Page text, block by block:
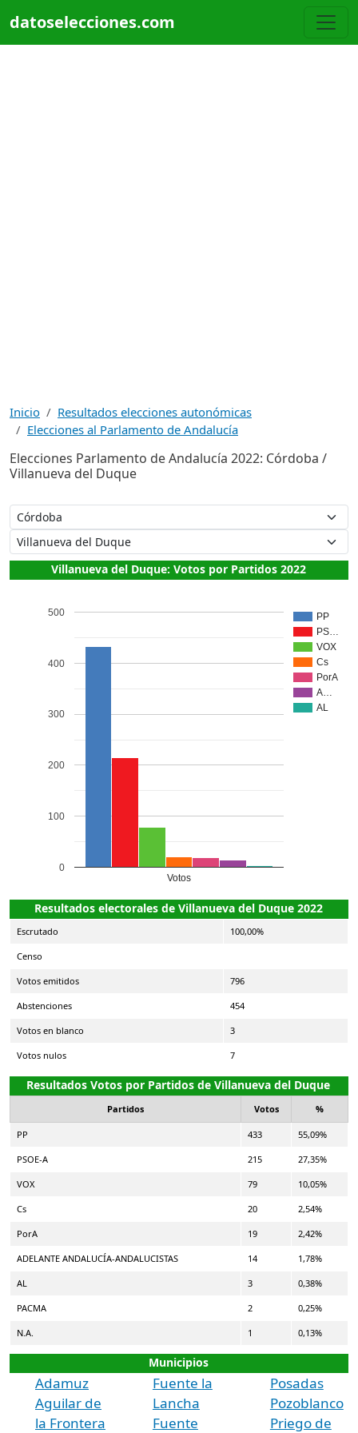
datoselecciones.com
Inicio
Resultados elecciones autonómicas
Elecciones al Parlamento de Andalucía
Elecciones Parlamento de Andalucía 2022: Córdoba /
Villanueva del Duque
Villanueva del Duque: Votos por Partidos 2022
PP
PS…
VOX
Cs
PorA
A…
AL
Votos
0
100
200
300
400
500
Resultados electorales de Villanueva del Duque 2022
Escrutado 100,00%
Censo
Votos emitidos 796
Abstenciones 454
Votos en blanco 3
Votos nulos 7
Resultados Votos por Partidos de Villanueva del Duque
Partidos Votos %
PP 433 55,09%
PSOE-A 215 27,35%
VOX 79 10,05%
Cs 20 2,54%
PorA 19 2,42%
ADELANTE ANDALUCÍA-ANDALUCISTAS 14 1,78%
AL 3 0,38%
PACMA 2 0,25%
N.A. 1 0,13%
Municipios
Adamuz
Aguilar de
la Frontera
Fuente la
Lancha
Fuente
Posadas
Pozoblanco
Priego de